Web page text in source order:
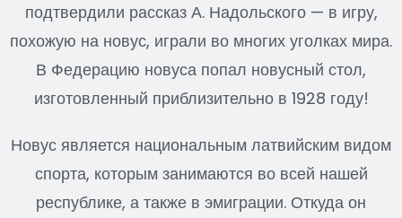
подтвердили рассказ А. Надольского — в игру,
похожую на новус, играли во многих уголках мира.
В Федерацию новуса попал новусный стол,
изготовленный приблизительно в 1928 году!
Новус является национальным латвийским видом
спорта, которым занимаются во всей нашей
республике, а также в эмиграции. Откуда он